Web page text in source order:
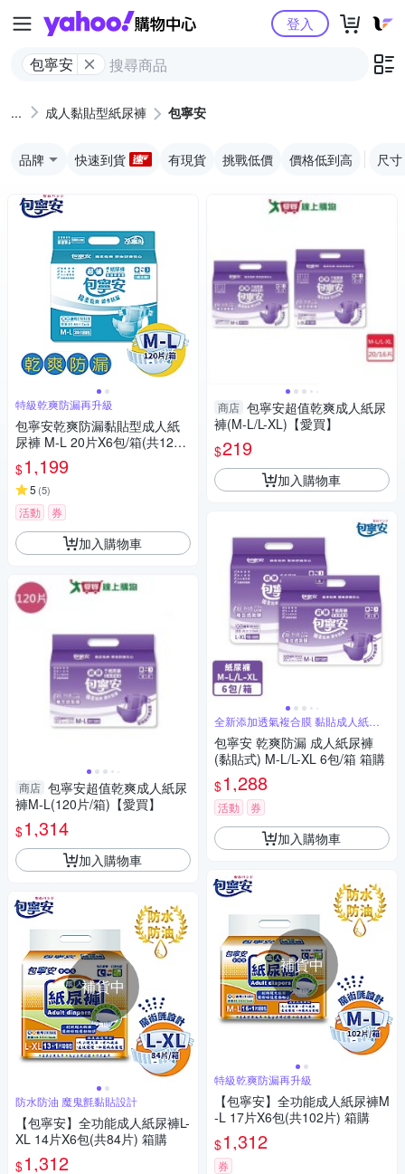
Yahoo購物中心
包寧安
登入
成人黏貼型紙尿褲 包寧安
品牌 快速到貨 有現貨 挑戰低價 價格低到高 尺寸
特級乾爽防漏再升級
包寧安乾爽防漏黏貼型成人紙
尿褲 M-L 20片X6包/箱(共120
片)
$1,199
5 (5)
活動 券
加入購物車
商店 包寧安超值乾爽成人紙尿
褲M-L(120片/箱)【愛買】
$1,314
加入購物車
補貨中
防水防油 魔鬼氈黏貼設計
【包寧安】全功能成人紙尿褲L-
XL 14片X6包(共84片) 箱購
$1,312
商店 包寧安超值乾爽成人紙尿
褲(M-L/L-XL)【愛買】
$219
加入購物車
全新添加透氣複合膜 黏貼成人紙尿
褲
包寧安 乾爽防漏 成人紙尿褲
(黏貼式) M-L/L-XL 6包/箱 箱購
$1,288
活動 券
加入購物車
補貨中
特級乾爽防漏再升級
【包寧安】全功能成人紙尿褲M
-L 17片X6包(共102片) 箱購
$1,312
券